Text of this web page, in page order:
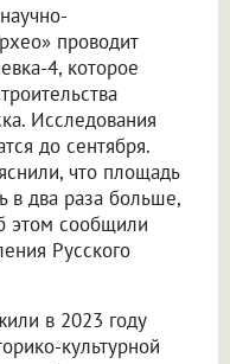
проводит
4, которое
Исследования
до сентября.
что площадь
в два раза больше,
этом сообщили
Русского
в 2023 году
культурной